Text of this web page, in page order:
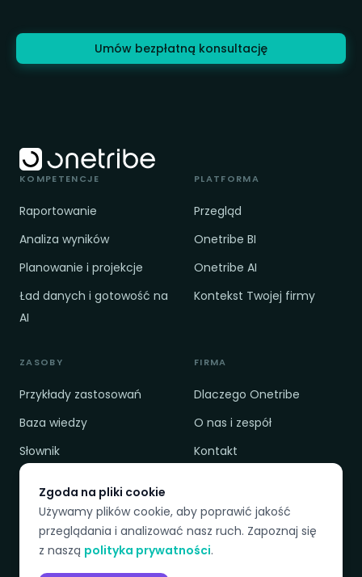
Umów bezpłatną konsultację
KOMPETENCJE
Raportowanie
Analiza wyników
Planowanie i projekcje
Ład danych i gotowość na
AI
PLATFORMA
Przegląd
Onetribe BI
Onetribe AI
Kontekst Twojej firmy
ZASOBY
Przykłady zastosowań
Baza wiedzy
Słownik
Porównanie
FIRMA
Dlaczego Onetribe
O nas i zespół
Kontakt
Regulamin
DOSTĘPNE JĘZYKI
Zgoda na pliki cookie
Używamy plików cookie, aby poprawić jakość
przeglądania i analizować nasz ruch. Zapoznaj się
z naszą polityka prywatności.